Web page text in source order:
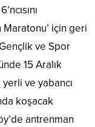
için geri
ve Spor
15 Aralık
ve yabancı
koşacak
antrenman